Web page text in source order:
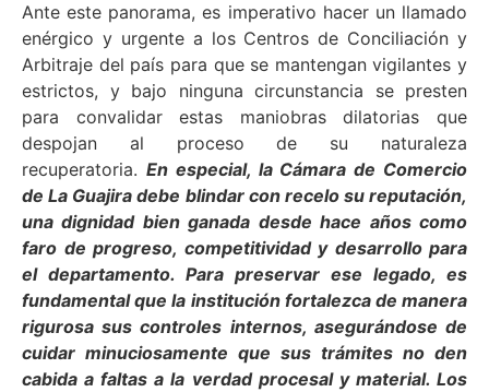
Ante este panorama, es imperativo hacer un llamado
enérgico y urgente a los Centros de Conciliación y
Arbitraje del país para que se mantengan vigilantes y
estrictos, y bajo ninguna circunstancia se presten
para convalidar estas maniobras dilatorias que
despojan al proceso de su naturaleza
recuperatoria. En especial, la Cámara de Comercio
de La Guajira debe blindar con recelo su reputación,
una dignidad bien ganada desde hace años como
faro de progreso, competitividad y desarrollo para
el departamento. Para preservar ese legado, es
fundamental que la institución fortalezca de manera
rigurosa sus controles internos, asegurándose de
cuidar minuciosamente que sus trámites no den
cabida a faltas a la verdad procesal y material. Los